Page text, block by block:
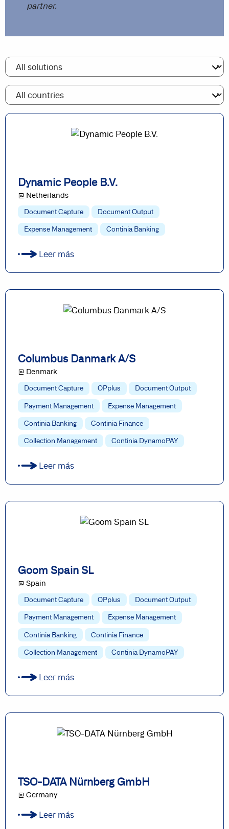
partner.
Dynamic People B.V.
@ Netherlands
Document Capture Document Output
Expense Management Continia Banking
Leer más
Columbus Danmark A/S
@ Denmark
Document Capture OPplus Document Output
Payment Management Expense Management
Continia Banking Continia Finance
Collection Management Continia DynamoPAY
Leer más
Goom Spain SL
@ Spain
Document Capture OPplus Document Output
Payment Management Expense Management
Continia Banking Continia Finance
Collection Management Continia DynamoPAY
Leer más
TSO-DATA Nürnberg GmbH
@ Germany
Leer más